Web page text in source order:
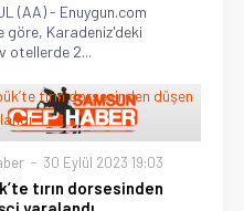
(AA) - Enuygun.com
göre, Karadeniz'deki
otellerde 2...
30 Eylül 2023 19:03
tırın dorsesinden